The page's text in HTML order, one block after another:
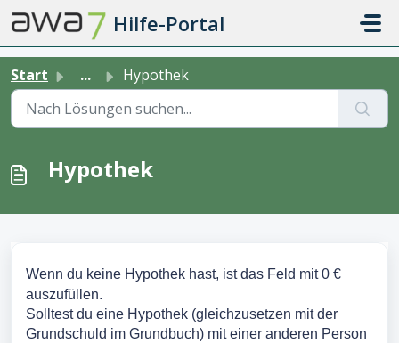
Zum hauptsächlichen Inhalt gehen
Hilfe-Portal
Start ... Hypothek
Hypothek
Wenn du keine Hypothek hast, ist das Feld mit 0 €
auszufüllen.
Solltest du eine Hypothek (gleichzusetzen mit der
Grundschuld im Grundbuch) mit einer anderen Person